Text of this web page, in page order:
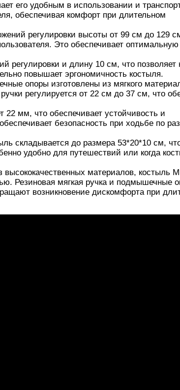
его удобным в использовании и
обеспечивая комфорт при длительном
регулировки высоты от 99 см до 129
Это обеспечивает оптимальную
и длину 10 см, что позволяет
повышает эргономичность костыля.
опоры изготовлены из мягкого
регулируется от 22 см до 37 см, что
мм, что обеспечивает устойчивость и
безопасность при ходьбе по
складывается до размера 53*20*10 см,
удобно для путешествий или когда
материалов, костыль
Резиновая мягкая ручка и подмышечные
возникновение дискомфорта при